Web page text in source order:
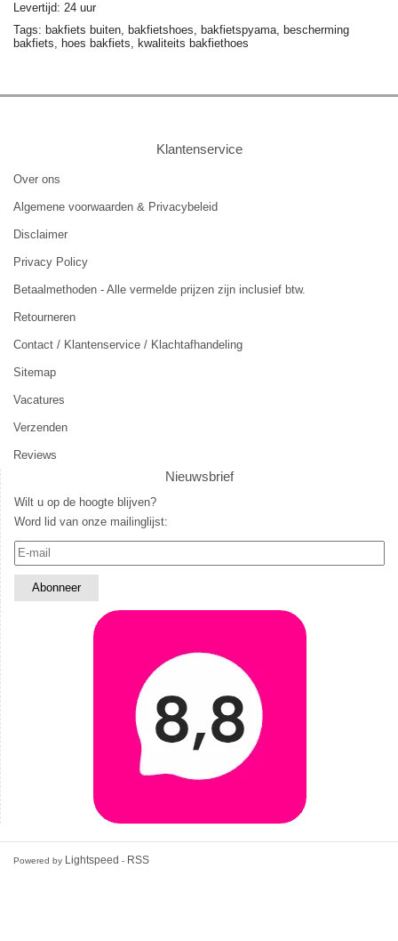
Levertijd: 24 uur
Tags: bakfiets buiten, bakfietshoes, bakfietspyama, bescherming
bakfiets, hoes bakfiets, kwaliteits bakfiethoes
Klantenservice
Over ons
Algemene voorwaarden & Privacybeleid
Disclaimer
Privacy Policy
Betaalmethoden - Alle vermelde prijzen zijn inclusief btw.
Retourneren
Contact / Klantenservice / Klachtafhandeling
Sitemap
Vacatures
Verzenden
Reviews
Nieuwsbrief
Wilt u op de hoogte blijven?
Word lid van onze mailinglijst:
Powered by Lightspeed - RSS